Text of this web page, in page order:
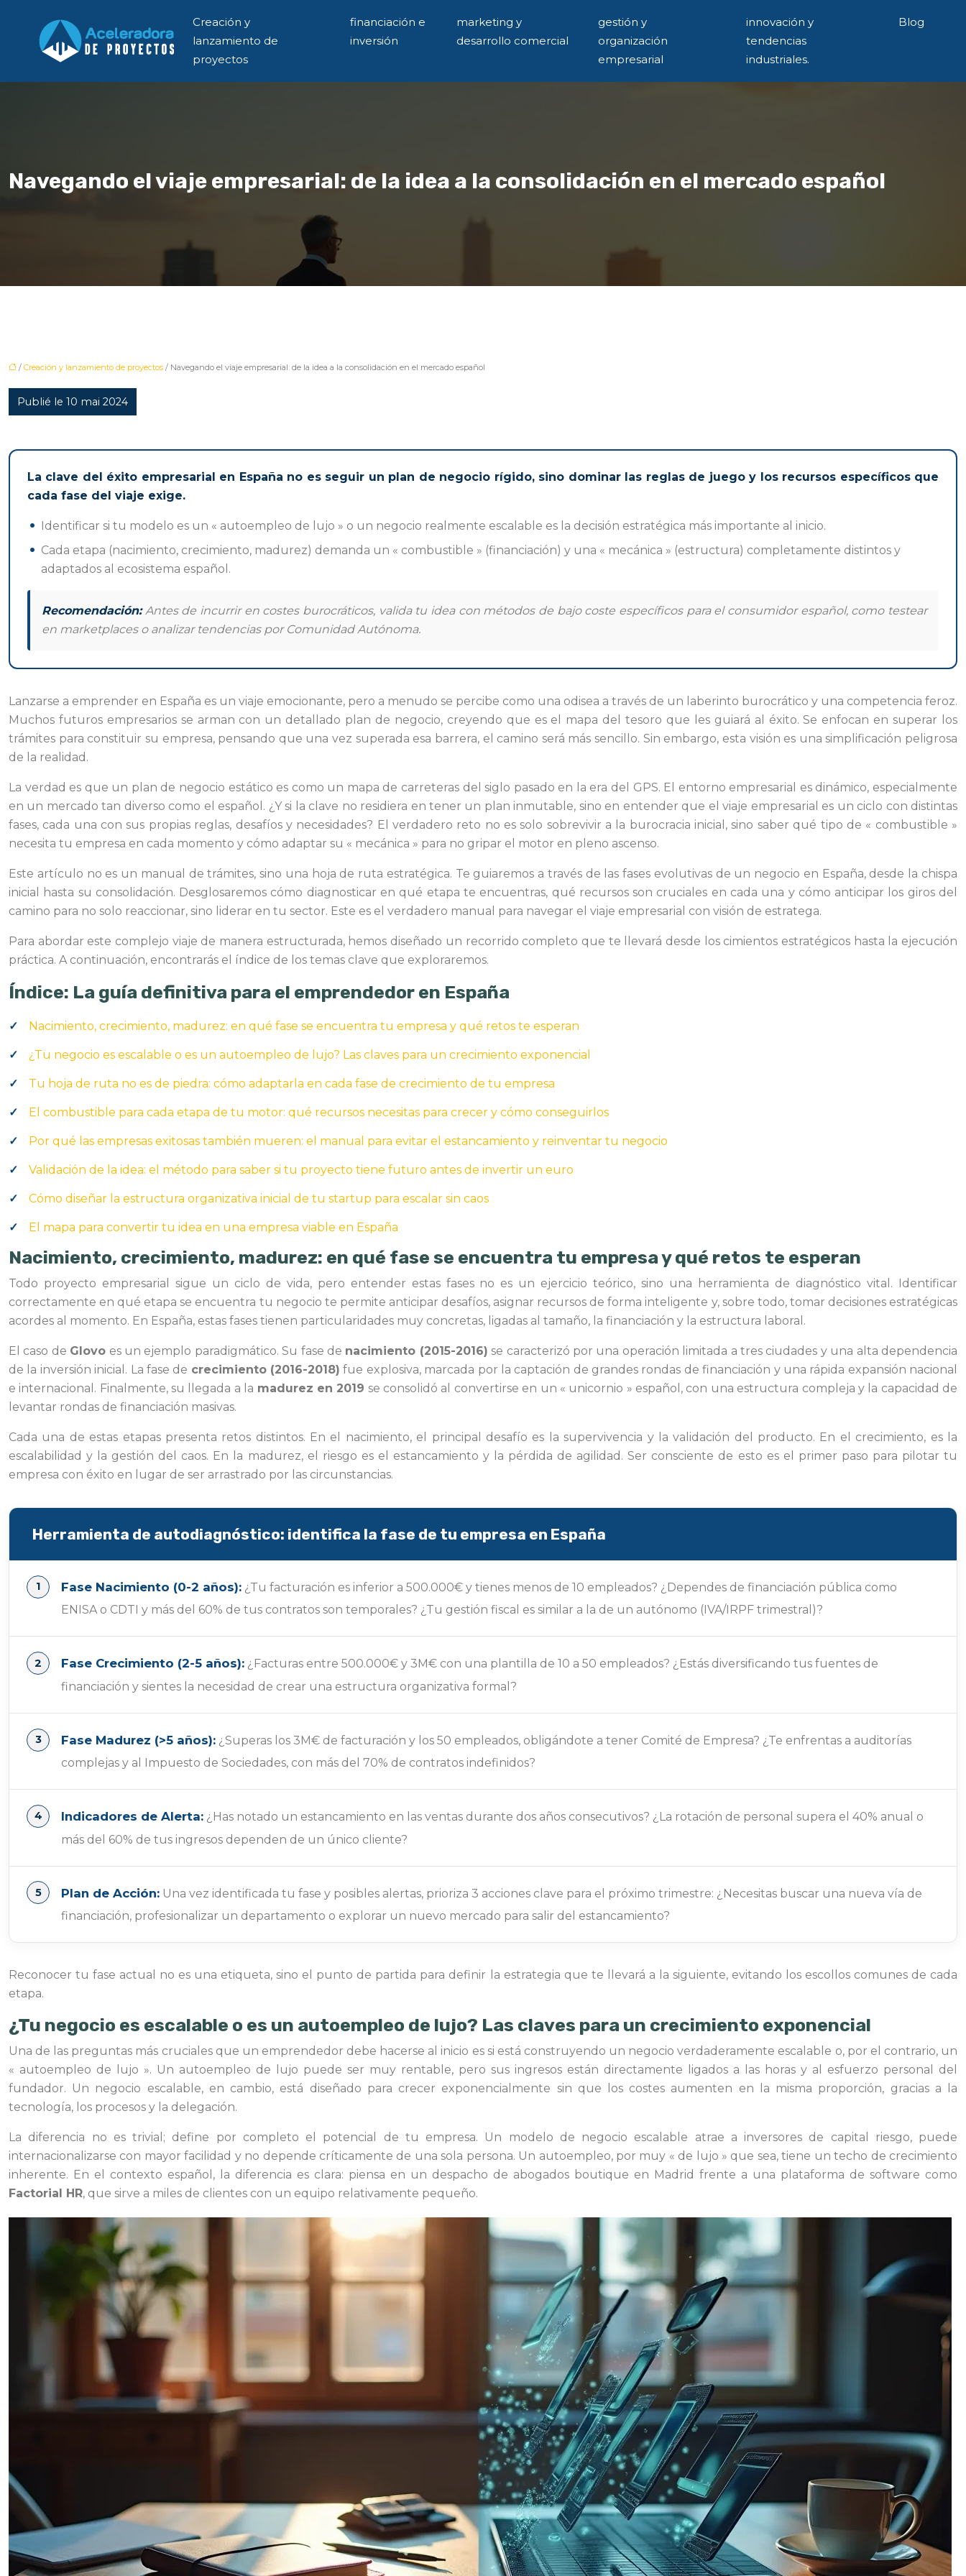
Creación y
lanzamiento de
proyectos
financiación e
inversión
marketing y
desarrollo comercial
gestión y
organización
empresarial
innovación y
tendencias
industriales.
Blog
Navegando el viaje empresarial: de la idea a la consolidación en el mercado español
/ Creación y lanzamiento de proyectos / Navegando el viaje empresarial: de la idea a la consolidación en el mercado español
Publié le 10 mai 2024
La clave del éxito empresarial en España no es seguir un plan de negocio rígido, sino dominar las reglas de juego y los recursos específicos que
cada fase del viaje exige.
Identificar si tu modelo es un « autoempleo de lujo » o un negocio realmente escalable es la decisión estratégica más importante al inicio.
Cada etapa (nacimiento, crecimiento, madurez) demanda un « combustible » (financiación) y una « mecánica » (estructura) completamente distintos y
adaptados al ecosistema español.
Recomendación:Antes de incurrir en costes burocráticos, valida tu idea con métodos de bajo coste específicos para el consumidor español, como testear
en marketplaces o analizar tendencias por Comunidad Autónoma.
Lanzarse a emprender en España es un viaje emocionante, pero a menudo se percibe como una odisea a través de un laberinto burocrático y una competencia feroz.
Muchos futuros empresarios se arman con un detallado plan de negocio, creyendo que es el mapa del tesoro que les guiará al éxito. Se enfocan en superar los
trámites para constituir su empresa, pensando que una vez superada esa barrera, el camino será más sencillo. Sin embargo, esta visión es una simplificación peligrosa
de la realidad.
La verdad es que un plan de negocio estático es como un mapa de carreteras del siglo pasado en la era del GPS. El entorno empresarial es dinámico, especialmente
en un mercado tan diverso como el español. ¿Y si la clave no residiera en tener un plan inmutable, sino en entender que el viaje empresarial es un ciclo con distintas
fases, cada una con sus propias reglas, desafíos y necesidades? El verdadero reto no es solo sobrevivir a la burocracia inicial, sino saber qué tipo de « combustible »
necesita tu empresa en cada momento y cómo adaptar su « mecánica » para no gripar el motor en pleno ascenso.
Este artículo no es un manual de trámites, sino una hoja de ruta estratégica. Te guiaremos a través de las fases evolutivas de un negocio en España, desde la chispa
inicial hasta su consolidación. Desglosaremos cómo diagnosticar en qué etapa te encuentras, qué recursos son cruciales en cada una y cómo anticipar los giros del
camino para no solo reaccionar, sino liderar en tu sector. Este es el verdadero manual para navegar el viaje empresarial con visión de estratega.
Para abordar este complejo viaje de manera estructurada, hemos diseñado un recorrido completo que te llevará desde los cimientos estratégicos hasta la ejecución
práctica. A continuación, encontrarás el índice de los temas clave que exploraremos.
Índice: La guía definitiva para el emprendedor en España
Nacimiento, crecimiento, madurez: en qué fase se encuentra tu empresa y qué retos te esperan
¿Tu negocio es escalable o es un autoempleo de lujo? Las claves para un crecimiento exponencial
Tu hoja de ruta no es de piedra: cómo adaptarla en cada fase de crecimiento de tu empresa
El combustible para cada etapa de tu motor: qué recursos necesitas para crecer y cómo conseguirlos
Por qué las empresas exitosas también mueren: el manual para evitar el estancamiento y reinventar tu negocio
Validación de la idea: el método para saber si tu proyecto tiene futuro antes de invertir un euro
Cómo diseñar la estructura organizativa inicial de tu startup para escalar sin caos
El mapa para convertir tu idea en una empresa viable en España
Nacimiento, crecimiento, madurez: en qué fase se encuentra tu empresa y qué retos te esperan
Todo proyecto empresarial sigue un ciclo de vida, pero entender estas fases no es un ejercicio teórico, sino una herramienta de diagnóstico vital. Identificar
correctamente en qué etapa se encuentra tu negocio te permite anticipar desafíos, asignar recursos de forma inteligente y, sobre todo, tomar decisiones estratégicas
acordes al momento. En España, estas fases tienen particularidades muy concretas, ligadas al tamaño, la financiación y la estructura laboral.
El caso de Glovo es un ejemplo paradigmático. Su fase de nacimiento (2015-2016) se caracterizó por una operación limitada a tres ciudades y una alta dependencia
de la inversión inicial. La fase de crecimiento (2016-2018) fue explosiva, marcada por la captación de grandes rondas de financiación y una rápida expansión nacional
e internacional. Finalmente, su llegada a la madurez en 2019 se consolidó al convertirse en un « unicornio » español, con una estructura compleja y la capacidad de
levantar rondas de financiación masivas.
Cada una de estas etapas presenta retos distintos. En el nacimiento, el principal desafío es la supervivencia y la validación del producto. En el crecimiento, es la
escalabilidad y la gestión del caos. En la madurez, el riesgo es el estancamiento y la pérdida de agilidad. Ser consciente de esto es el primer paso para pilotar tu
empresa con éxito en lugar de ser arrastrado por las circunstancias.
Herramienta de autodiagnóstico: identifica la fase de tu empresa en España
Fase Nacimiento (0-2 años): ¿Tu facturación es inferior a 500.000€ y tienes menos de 10 empleados? ¿Dependes de financiación pública como
ENISA o CDTI y más del 60% de tus contratos son temporales? ¿Tu gestión fiscal es similar a la de un autónomo (IVA/IRPF trimestral)?
Fase Crecimiento (2-5 años): ¿Facturas entre 500.000€ y 3M€ con una plantilla de 10 a 50 empleados? ¿Estás diversificando tus fuentes de
financiación y sientes la necesidad de crear una estructura organizativa formal?
Fase Madurez (>5 años): ¿Superas los 3M€ de facturación y los 50 empleados, obligándote a tener Comité de Empresa? ¿Te enfrentas a auditorías
complejas y al Impuesto de Sociedades, con más del 70% de contratos indefinidos?
Indicadores de Alerta: ¿Has notado un estancamiento en las ventas durante dos años consecutivos? ¿La rotación de personal supera el 40% anual o
más del 60% de tus ingresos dependen de un único cliente?
Plan de Acción: Una vez identificada tu fase y posibles alertas, prioriza 3 acciones clave para el próximo trimestre: ¿Necesitas buscar una nueva vía de
financiación, profesionalizar un departamento o explorar un nuevo mercado para salir del estancamiento?
Reconocer tu fase actual no es una etiqueta, sino el punto de partida para definir la estrategia que te llevará a la siguiente, evitando los escollos comunes de cada
etapa.
¿Tu negocio es escalable o es un autoempleo de lujo? Las claves para un crecimiento exponencial
Una de las preguntas más cruciales que un emprendedor debe hacerse al inicio es si está construyendo un negocio verdaderamente escalable o, por el contrario, un
« autoempleo de lujo ». Un autoempleo de lujo puede ser muy rentable, pero sus ingresos están directamente ligados a las horas y al esfuerzo personal del
fundador. Un negocio escalable, en cambio, está diseñado para crecer exponencialmente sin que los costes aumenten en la misma proporción, gracias a la
tecnología, los procesos y la delegación.
La diferencia no es trivial; define por completo el potencial de tu empresa. Un modelo de negocio escalable atrae a inversores de capital riesgo, puede
internacionalizarse con mayor facilidad y no depende críticamente de una sola persona. Un autoempleo, por muy « de lujo » que sea, tiene un techo de crecimiento
inherente. En el contexto español, la diferencia es clara: piensa en un despacho de abogados boutique en Madrid frente a una plataforma de software como
Factorial HR, que sirve a miles de clientes con un equipo relativamente pequeño.